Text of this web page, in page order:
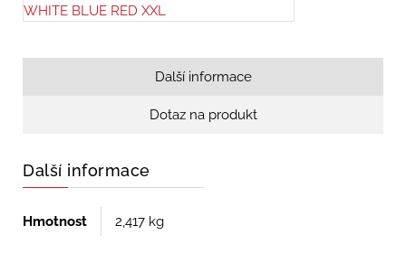
Další informace
Dotaz na produkt
Další informace
Hmotnost 2,417 kg